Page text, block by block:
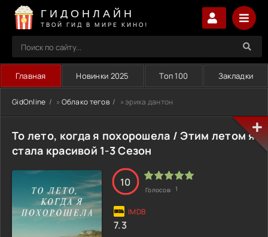
ГИДОНЛАЙН
ТВОЙ ГИД В МИРЕ КИНО!
Главная Новинки 2025 Топ 100 Закладки
GidOnline » Облако тегов » эрика дантон
То лето, когда я похорошела / Этим летом я
стала красивой 1-3 Сезон
10
Голосов: 1
7.3